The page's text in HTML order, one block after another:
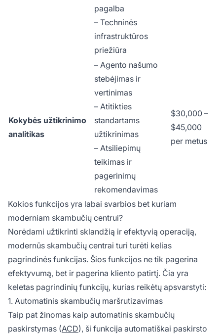
pagalba
– Techninės
infrastruktūros
priežiūra
Kokybės užtikrinimo
analitikas
– Agento našumo
stebėjimas ir
vertinimas
– Atitikties
standartams
užtikrinimas
– Atsiliepimų
teikimas ir
pagerinimų
rekomendavimas
$30,000 –
$45,000
per metus
Kokios funkcijos yra labai svarbios bet kuriam
moderniam skambučių centrui?
Norėdami užtikrinti sklandžią ir efektyvią operaciją,
modernūs skambučių centrai turi turėti kelias
pagrindinės funkcijas. Šios funkcijos ne tik pagerina
efektyvumą, bet ir pagerina kliento patirtį. Čia yra
keletas pagrindinių funkcijų, kurias reikėtų apsvarstyti:
1. Automatinis skambučių maršrutizavimas
Taip pat žinomas kaip automatinis skambučių
paskirstymas (ACD), ši funkcija automatiškai paskirsto